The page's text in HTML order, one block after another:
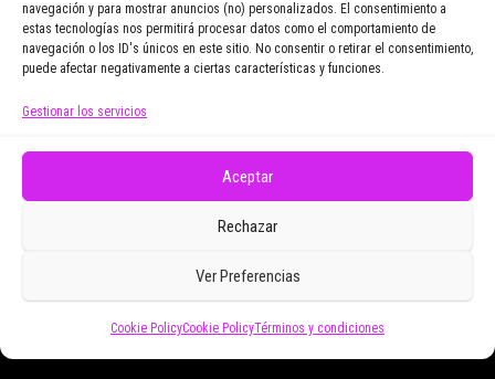
navegación y para mostrar anuncios (no) personalizados. El consentimiento a
estas tecnologías nos permitirá procesar datos como el comportamiento de
navegación o los ID's únicos en este sitio. No consentir o retirar el consentimiento,
puede afectar negativamente a ciertas características y funciones.
Gestionar los servicios
Aceptar
Rechazar
Ver Preferencias
Cookie PolicyCookie PolicyTérminos y condiciones
Email Address
electrónicos promocionales de Zoomdestinos.es
Funciona gracias aWordPress |Tema:Envo Magazine